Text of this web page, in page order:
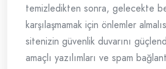
temizledikten sonra, gelecekte
karşılaşmamak için önlemler
sitenizin güvenlik duvarını
amaçlı yazılımları ve spam